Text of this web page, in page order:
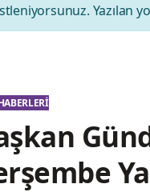
Yazılan